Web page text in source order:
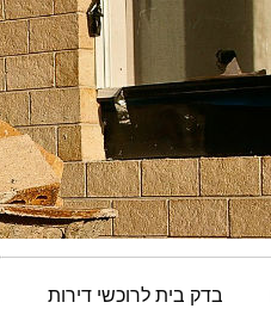
בדק בית לרוכשי דירות